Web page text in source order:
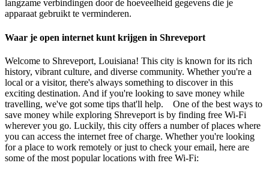
langzame verbindingen door de hoeveelheid gegevens die je
apparaat gebruikt te verminderen.
Waar je open internet kunt krijgen in Shreveport
Welcome to Shreveport, Louisiana! This city is known for its rich
history, vibrant culture, and diverse community. Whether you're a
local or a visitor, there's always something to discover in this
exciting destination. And if you're looking to save money while
travelling, we've got some tips that'll help. One of the best ways to
save money while exploring Shreveport is by finding free Wi-Fi
wherever you go. Luckily, this city offers a number of places where
you can access the internet free of charge. Whether you're looking
for a place to work remotely or just to check your email, here are
some of the most popular locations with free Wi-Fi: